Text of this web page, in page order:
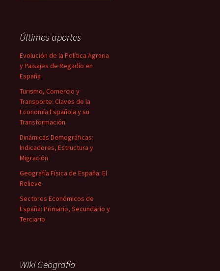
Últimos aportes
Evolución de la Política Agraria
y Paisajes de Regadío en
España
Turismo, Comercio y
Transporte: Claves de la
Economía Española y su
Transformación
Dinámicas Demográficas:
Indicadores, Estructura y
Migración
Geografía Física de España: El
Relieve
Sectores Económicos de
España: Primario, Secundario y
Terciario
Wiki Geografía